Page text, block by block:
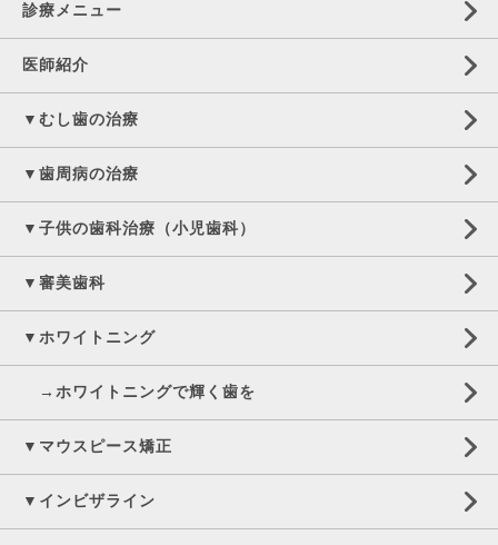
診療メニュー
医師紹介
▼むし歯の治療
▼歯周病の治療
▼子供の歯科治療（小児歯科）
▼審美歯科
▼ホワイトニング
→ホワイトニングで輝く歯を
▼マウスピース矯正
▼インビザライン